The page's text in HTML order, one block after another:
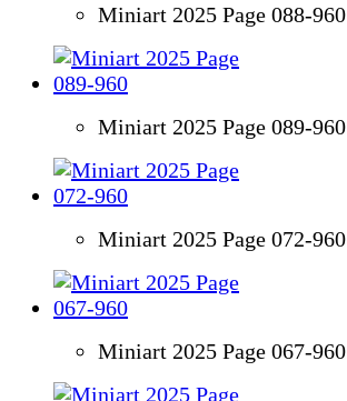
Miniart 2025 Page 088-960
Miniart 2025 Page 089-960
Miniart 2025 Page 072-960
Miniart 2025 Page 067-960